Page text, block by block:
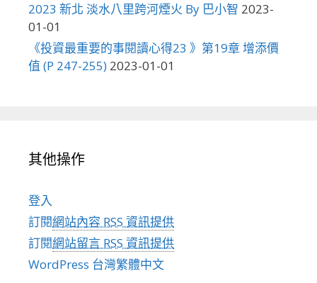
2023 新北 淡水八里跨河煙火 By 巴小智 2023-
01-01
《投資最重要的事閱讀心得23 》第19章 增添價
值 (P 247-255) 2023-01-01
其他操作
登入
訂閱網站內容 RSS 資訊提供
訂閱網站留言 RSS 資訊提供
WordPress 台灣繁體中文